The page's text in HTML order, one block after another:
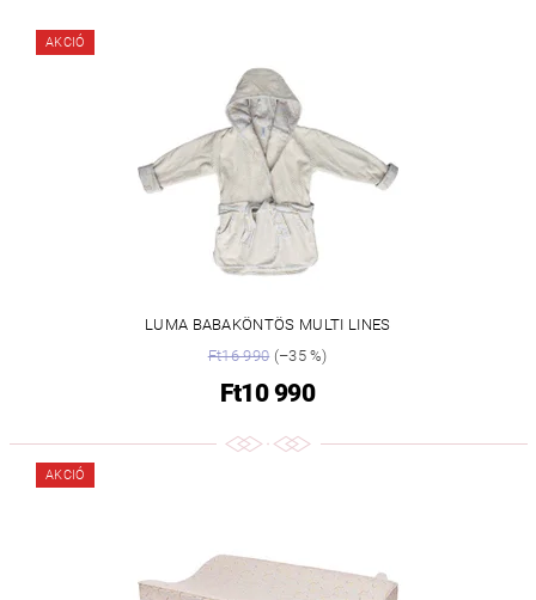
AKCIÓ
LUMA BABAKÖNTÖS MULTI LINES
Ft16 990(–35 %)
Ft10 990
AKCIÓ